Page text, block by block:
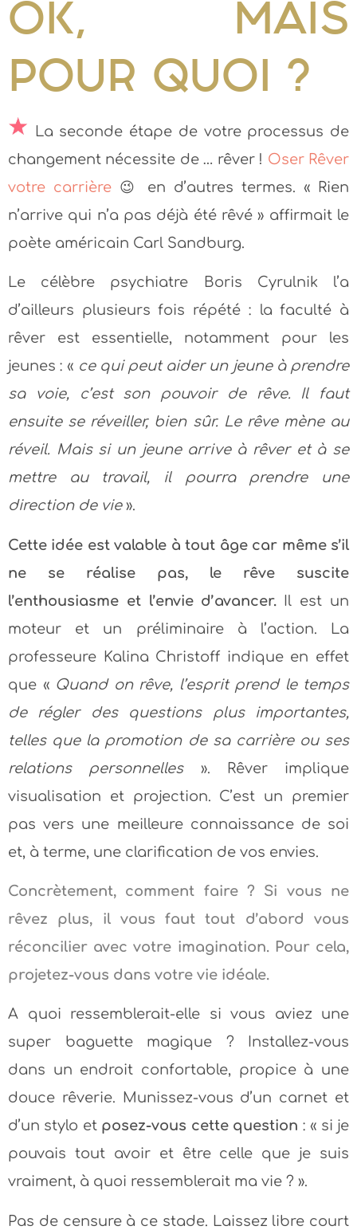
OK, MAIS
POUR QUOI ?
La seconde étape de votre processus de
changement nécessite de … rêver ! Oser Rêver
votre carrière 😉 en d’autres termes. « Rien
n’arrive qui n’a pas déjà été rêvé » affirmait le
poète américain Carl Sandburg.
Le célèbre psychiatre Boris Cyrulnik l’a
d’ailleurs plusieurs fois répété : la faculté à
rêver est essentielle, notamment pour les
jeunes : « ce qui peut aider un jeune à prendre
sa voie, c’est son pouvoir de rêve. Il faut
ensuite se réveiller, bien sûr. Le rêve mène au
réveil. Mais si un jeune arrive à rêver et à se
mettre au travail, il pourra prendre une
direction de vie».
Cette idée est valable à tout âge car même s’il
ne se réalise pas, le rêve suscite
l’enthousiasme et l’envie d’avancer.Il est un
moteur et un préliminaire à l’action. La
professeure Kalina Christoff indique en effet
que «Quand on rêve, l’esprit prend le temps
de régler des questions plus importantes,
telles que la promotion de sa carrière ou ses
relations personnelles ». Rêver implique
visualisation et projection. C’est un premier
pas vers une meilleure connaissance de soi
et, à terme, une clarification de vos envies.
Concrètement, comment faire ? Si vous ne
rêvez plus, il vous faut tout d’abord vous
réconcilier avec votre imagination. Pour cela,
projetez-vous dans votre vie idéale.
A quoi ressemblerait-elle si vous aviez une
super baguette magique ? Installez-vous
dans un endroit confortable, propice à une
douce rêverie. Munissez-vous d’un carnet et
d’un stylo etposez-vous cette question : « si je
pouvais tout avoir et être celle que je suis
vraiment, à quoi ressemblerait ma vie ? ».
Pas de censure à ce stade. Laissez libre court